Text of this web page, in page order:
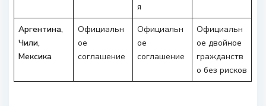
я
Аргентина,
Чили,
Мексика
Официальн
ое
соглашение
Официальн
ое
соглашение
Официальн
ое двойное
гражданств
о без рисков